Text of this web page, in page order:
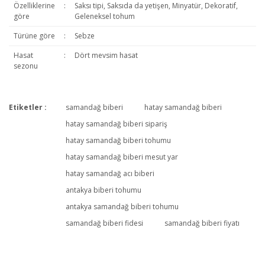
Özelliklerine
göre
:
Saksı tipi, Saksıda da yetişen, Minyatür, Dekoratif,
Geleneksel tohum
Türüne göre
:
Sebze
Hasat
sezonu
: Dört mevsim hasat
Bu ürüne ilk yorumu siz yapın!
Yorum Yaz
Etiketler : samandağ biberi
hatay samandağ biberi
hatay samandağ biberi sipariş
hatay samandağ biberi tohumu
hatay samandağ biberi mesut yar
hatay samandağ acı biberi
antakya biberi tohumu
antakya samandağ biberi tohumu
samandağ biberi fidesi
samandağ biberi fiyatı